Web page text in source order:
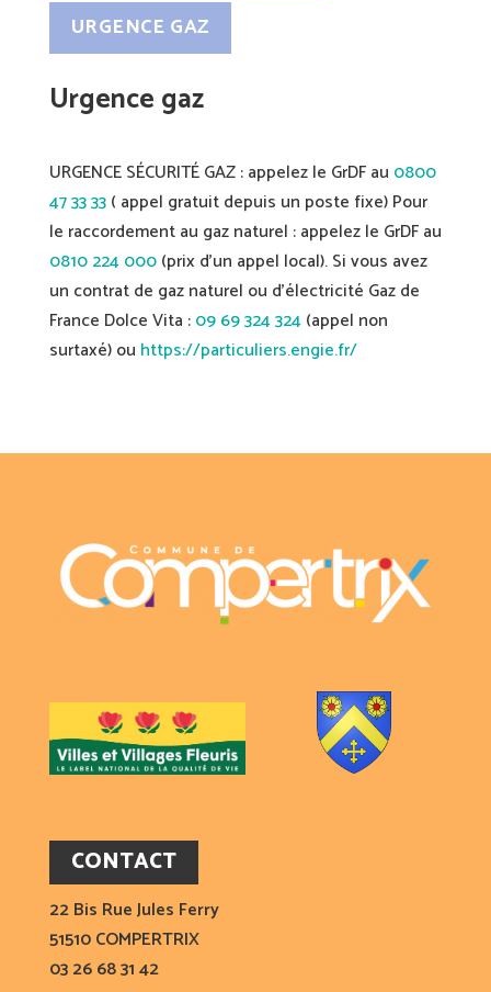
URGENCE GAZ
Urgence gaz
URGENCE SÉCURITÉ GAZ : appelez le GrDF au 0800
47 33 33( appel gratuit depuis un poste fixe) Pour
le raccordement au gaz naturel : appelez le GrDF au
0810 224 000(prix d’un appel local). Si vous avez
un contrat de gaz naturel ou d’électricité Gaz de
France Dolce Vita :09 69 324 324(appel non
surtaxé) ou https://particuliers.engie.fr/
CONTACT
22 Bis Rue Jules Ferry
51510 COMPERTRIX
03 26 68 31 42